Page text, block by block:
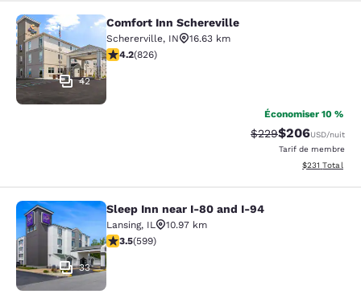
Comfort Inn Schereville
42
Comfort Inn Schereville
Schererville, IN
16.63 km
4.18 étoiles. Très bon. 826 commentaires
4.2(826)
Économiser 10 %
Tarif barré :
$229Tarif réduit :
$206USD/nuit
Tarif de membre
Afficher les
$231 Total
Sleep Inn near I-80 and I-94
33
Sleep Inn near I-80 and I-94
Lansing, IL
10.97 km
3.54 étoiles. Bien. 599 commentaires
3.5(599)